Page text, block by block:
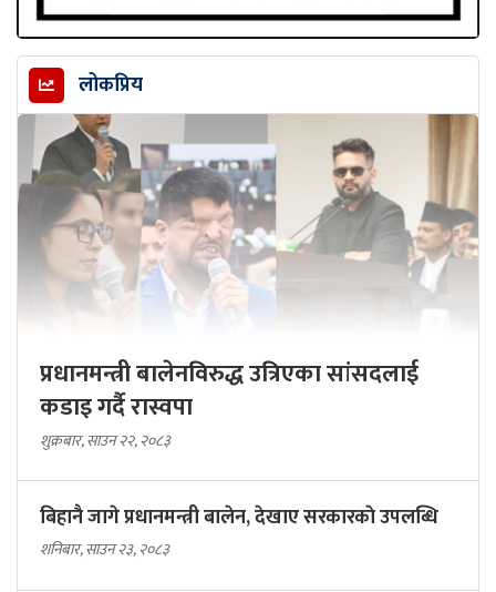
लोकप्रिय
प्रधानमन्त्री बालेनविरुद्ध उत्रिएका सांसदलाई
कडाइ गर्दै रास्वपा
शुक्रबार, साउन २२, २०८३
बिहानै जागे प्रधानमन्त्री बालेन, देखाए सरकारकाे उपलब्धि
शनिबार, साउन २३, २०८३